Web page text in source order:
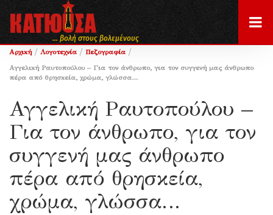
... βολή στους βολεμένους
Αρχική / Λογοτεχνία / Πεζογραφία /
Αγγελική Ραυτοπούλου – Για τον άνθρωπο, για τον συγγενή μας άνθρωπο
πέρα από θρησκεία, χρώμα, γλώσσα…
Αγγελική Ραυτοπούλου –
Για τον άνθρωπο, για τον
συγγενή μας άνθρωπο
πέρα από θρησκεία,
χρώμα, γλώσσα…